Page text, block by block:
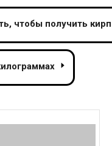
чтобы получить